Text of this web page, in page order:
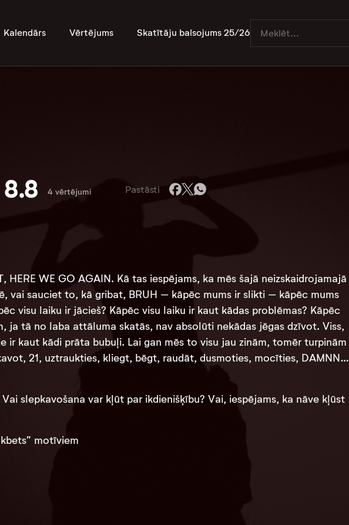
Kalendārs Vērtējums Skatītāju balsojums 25/26
8.8 4 vērtējumi Pastāsti
HERE WE GO AGAIN. Kā tas iespējams, ka mēs šajā neizskaidrojamajā
vai sauciet to, kā gribat, BRUH – kāpēc mums ir slikti – kāpēc mums
visu laiku ir jācieš? Kāpēc visu laiku ir kaut kādas problēmas? Kāpēc
ja tā no laba attāluma skatās, nav absolūti nekādas jēgas dzīvot. Viss,
ir kaut kādi prāta bubuļi. Lai gan mēs to visu jau zinām, tomēr turpinām
21, uztraukties, kliegt, bēgt, raudāt, dusmoties, mocīties, DAMNN…
slepkavošana var kļūt par ikdienišķību? Vai, iespējams, ka nāve kļūst
motīviem